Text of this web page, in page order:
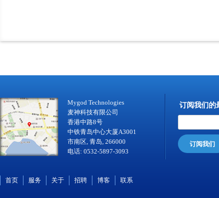
Mygod Technologies
麦神科技有限公司
香港中路8号
中铁青岛中心大厦A3001
市南区, 青岛, 266000
电话: 0532-5897-3093
订阅我们的
订阅我们
首页 服务 关于 招聘 博客 联系